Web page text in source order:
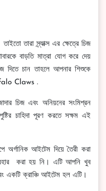
তারা স্ন্যাক্স এর ক্ষেত্রে চিজ
বাড়তি মাত্রা যোগ করে দেয়
চান তাহলে আপনার শিশুকে
Claws .
চিজ এবং অনিয়নের সংমিশ্রন
চাহিদা পূরণ করতে সক্ষম এই
আইটেম দিয়ে তৈরী করা
করা হয় নি। এটি আপনি খুব
একটি ক্রাঞ্চি আইটেম হল এটি।